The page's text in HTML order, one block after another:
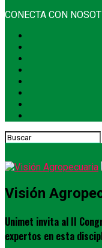
CONECTA CON
Visión
Unimet invita al II
expertos en esta